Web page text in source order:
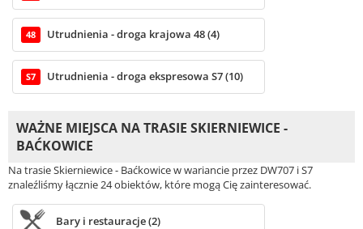
48 Utrudnienia - droga krajowa 48 (4)
S7 Utrudnienia - droga ekspresowa S7 (10)
WAŻNE MIEJSCA NA TRASIE SKIERNIEWICE -
BAĆKOWICE
Na trasie Skierniewice - Baćkowice w wariancie przez DW707 i S7
znaleźliśmy łącznie 24 obiektów, które mogą Cię zainteresować.
Bary i restauracje (2)